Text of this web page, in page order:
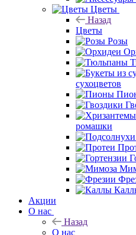
Цветы
Назад
Цветы
Розы
сухоцветов
ромашки
Акции
О нас
Назад
О нас